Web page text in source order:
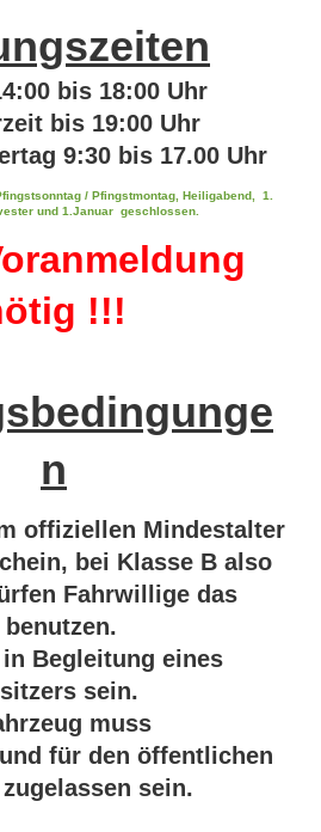
bis 18:00 Uhr
bis 19:00 Uhr
9:30 bis 17.00 Uhr
/ Pfingstmontag, Heiligabend, 1.
und 1.Januar geschlossen.
!!!
n
offiziellen Mindestalter
bei Klasse B also
Fahrwillige das
Begleitung eines
sein.
muss
für den öffentlichen
sein.